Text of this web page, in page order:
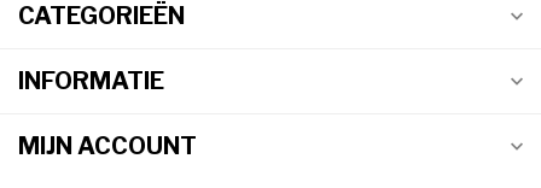
CATEGORIEËN
INFORMATIE
MIJN ACCOUNT